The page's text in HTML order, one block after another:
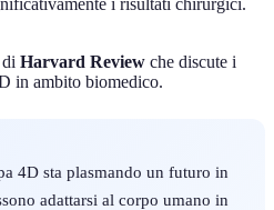
Harvard Review che discute i
in ambito biomedico.
4D sta plasmando un futuro in
adattarsi al corpo umano in